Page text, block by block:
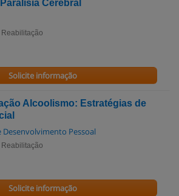
Cerebral
Solicite informação
Alcoolismo: Estratégias de
Desenvolvimento Pessoal
Solicite informação